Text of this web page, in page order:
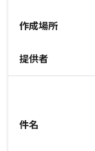
作成場所
提供者
件名